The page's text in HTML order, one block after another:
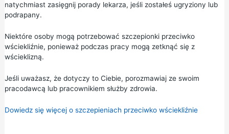
natychmiast zasięgnij porady lekarza, jeśli zostałeś ugryziony lub
podrapany.
Niektóre osoby mogą potrzebować szczepionki przeciwko
wściekliźnie, ponieważ podczas pracy mogą zetknąć się z
wścieklizną.
Jeśli uważasz, że dotyczy to Ciebie, porozmawiaj ze swoim
pracodawcą lub pracownikiem służby zdrowia.
Dowiedz się więcej o szczepieniach przeciwko wściekliźnie